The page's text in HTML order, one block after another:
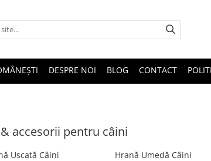
DESPRE NOI BLOG CONTACT
accesorii pentru câini
Uscată Câini Hrană Umedă Câini